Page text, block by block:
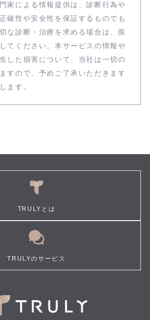
家による情報提供は、診断行為や
確性や安全性を保証するものでも
な診断・治療を求める場合は、医
てください。本サービスの情報や
した損害について、当社は一切の
すので、予めご了承いただきます
ます。
TRULYとは
TRULYのサービス